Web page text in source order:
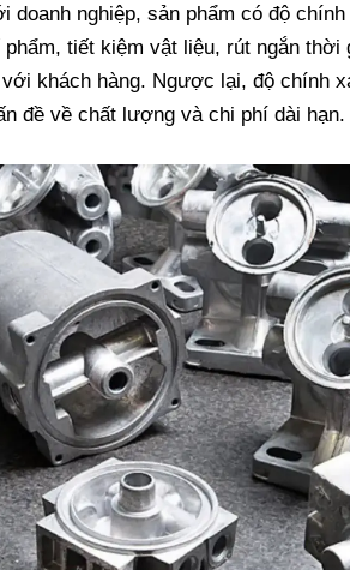
doanh nghiệp, sản phẩm có độ
phẩm, tiết kiệm vật liệu, rút ngắn thời
khách hàng. Ngược lại, độ chính
đề về chất lượng và chi phí dài hạn.